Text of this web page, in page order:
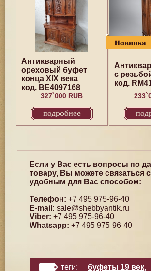
Антикварный
ореховый буфет
конца XIX века
код. BE4097168
327`000 RUB
подробнее
Новинка
с
код.
Если у Вас есть вопросы по
товару, Вы можете связаться
удобным для Вас способом:
Телефон: +7 495 975-96-40
E-mail: sale@shebbyantik.ru
Viber: +7 495 975-96-40
Whatsapp: +7 495 975-96-40
теги: буфеты 19 век,